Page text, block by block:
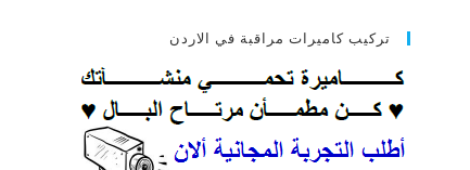
تركيب كاميرات مراقبة في الاردن